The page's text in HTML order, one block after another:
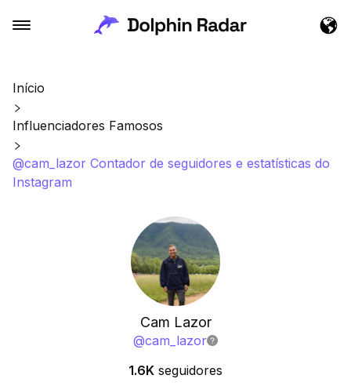
Início
Influenciadores Famosos
@cam_lazor Contador de seguidores e estatísticas do
Instagram
Cam Lazor
@cam_lazor
1.6K seguidores